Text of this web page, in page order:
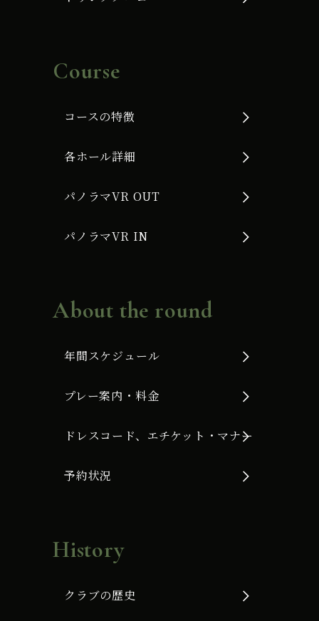
Course
コースの特徴
各ホール詳細
パノラマVR OUT
パノラマVR IN
About the round
年間スケジュール
プレー案内・料金
ドレスコード、エチケット・マナー
予約状況
History
クラブの歴史